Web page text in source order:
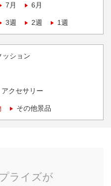
7月 6月
3週 2週 1週
ッション
クセサリー
その他景品